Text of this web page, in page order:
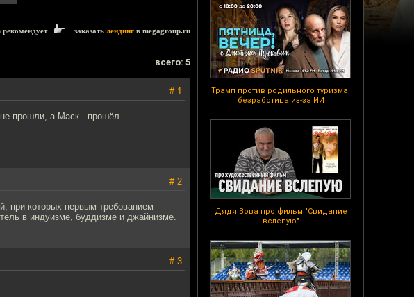
Трамп против родильного туризма,
безработица из-за ИИ
Дядя Вова про фильм "Свидание
вслепую"
заказать лендинг в megagroup.ru
всего: 5
# 1
прошли, а Маск - прошёл.
# 2
при которых первым требованием
в индуизме, буддизме и джайнизме.
# 3